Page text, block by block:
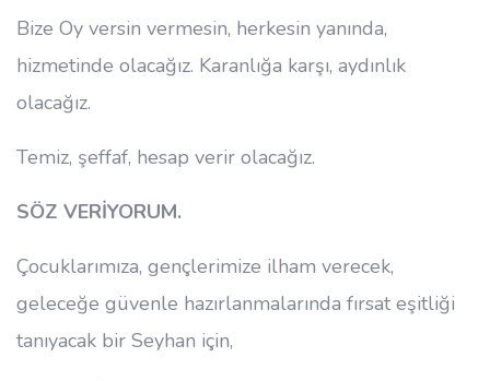
Bize Oy versin vermesin, herkesin yanında,
hizmetinde olacağız. Karanlığa karşı, aydınlık
olacağız.
Temiz, şeffaf, hesap verir olacağız.
SÖZ VERİYORUM.
Çocuklarımıza, gençlerimize ilham verecek,
geleceğe güvenle hazırlanmalarında fırsat eşitliği
tanıyacak bir Seyhan için,